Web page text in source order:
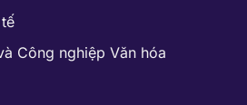
Công nghiệp Văn hóa